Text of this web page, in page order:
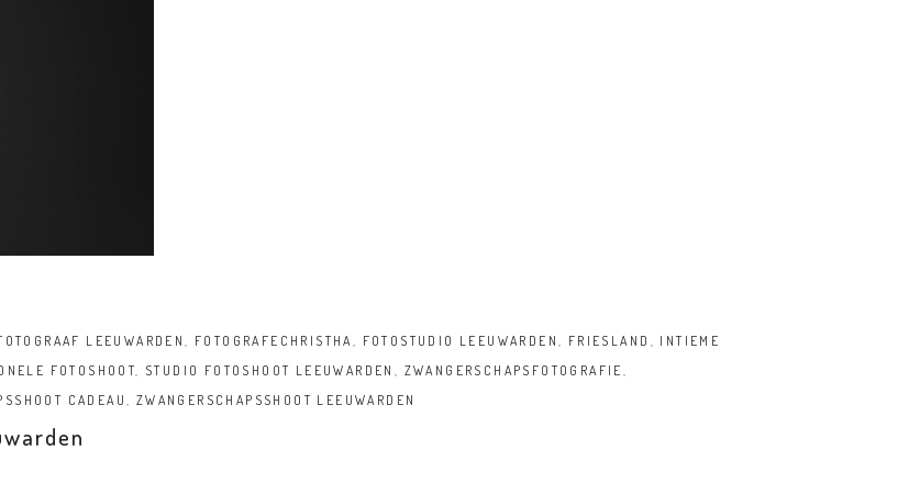
LEEUWARDEN, FOTOGRAFECHRISTHA, FOTOSTUDIO LEEUWARDEN, FRIESLAND , INTIEME
FOTOSHOOT, STUDIO FOTOSHOOT LEEUWARDEN , ZWANGERSCHAPSFOTOGRAFIE ,
CADEAU, ZWANGERSCHAPSSHOOT LEEUWARDEN